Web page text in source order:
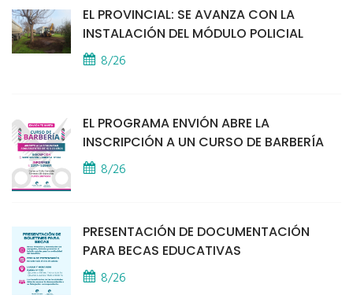
EL PROVINCIAL: SE AVANZA CON LA
INSTALACIÓN DEL MÓDULO POLICIAL
8/26
EL PROGRAMA ENVIÓN ABRE LA
INSCRIPCIÓN A UN CURSO DE BARBERÍA
8/26
PRESENTACIÓN DE DOCUMENTACIÓN
PARA BECAS EDUCATIVAS
8/26